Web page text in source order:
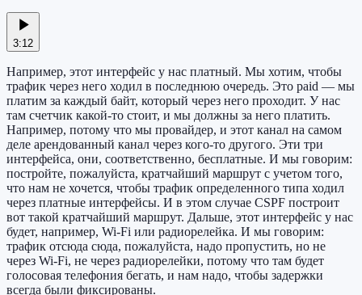
3:12
Например, этот интерфейс у нас платный. Мы хотим, чтобы
трафик через него ходил в последнюю очередь. Это paid — мы
платим за каждый байт, который через него проходит. У нас
там счетчик какой-то стоит, и мы должны за него платить.
Например, потому что мы провайдер, и этот канал на самом
деле арендованный канал через кого-то другого. Эти три
интерфейса, они, соответственно, бесплатные. И мы говорим:
постройте, пожалуйста, кратчайший маршрут с учетом того,
что нам не хочется, чтобы трафик определенного типа ходил
через платные интерфейсы. И в этом случае CSPF построит
вот такой кратчайший маршрут. Дальше, этот интерфейс у нас
будет, например, Wi-Fi или радиорелейка. И мы говорим:
трафик отсюда сюда, пожалуйста, надо пропустить, но не
через Wi-Fi, не через радиорелейки, потому что там будет
голосовая телефония бегать, и нам надо, чтобы задержки
всегда были фиксированы.